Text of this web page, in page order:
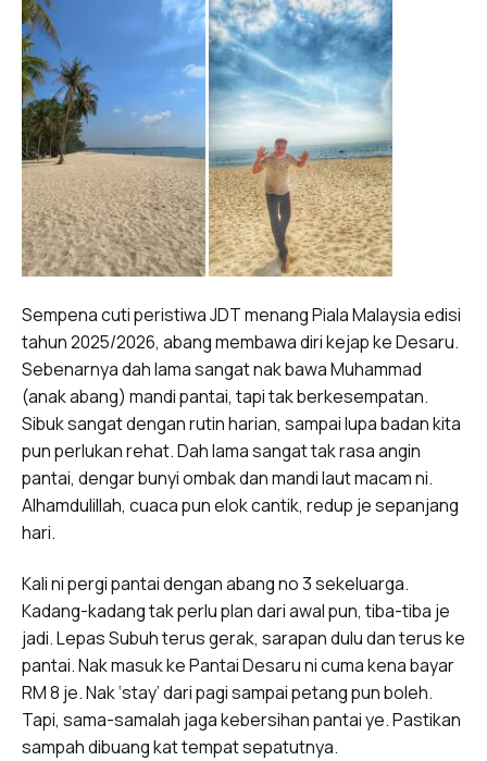
Sempena cuti peristiwa JDT menang Piala Malaysia edisi
tahun 2025/2026, abang membawa diri kejap ke Desaru.
Sebenarnya dah lama sangat nak bawa Muhammad
(anak abang) mandi pantai, tapi tak berkesempatan.
Sibuk sangat dengan rutin harian, sampai lupa badan kita
pun perlukan rehat. Dah lama sangat tak rasa angin
pantai, dengar bunyi ombak dan mandi laut macam ni.
Alhamdulillah, cuaca pun elok cantik, redup je sepanjang
hari.
Kali ni pergi pantai dengan abang no 3 sekeluarga.
Kadang-kadang tak perlu plan dari awal pun, tiba-tiba je
jadi. Lepas Subuh terus gerak, sarapan dulu dan terus ke
pantai. Nak masuk ke Pantai Desaru ni cuma kena bayar
RM 8 je. Nak ‘stay’ dari pagi sampai petang pun boleh.
Tapi, sama-samalah jaga kebersihan pantai ye. Pastikan
sampah dibuang kat tempat sepatutnya.